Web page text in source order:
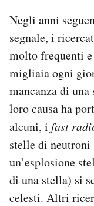
Negli anni
segnale, i
molto frequenti
migliaia ogni
mancanza di
loro causa ha
alcuni, i fast
stelle di neutroni
un’esplosione
di una stella) si
celesti. Altri